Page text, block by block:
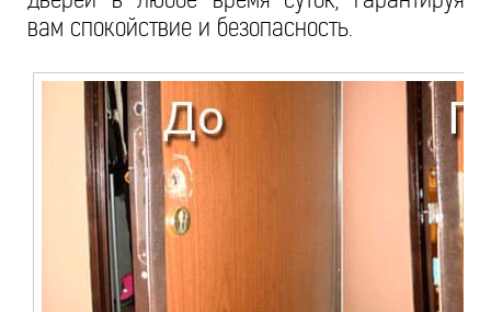
вам спокойствие и безопасность.